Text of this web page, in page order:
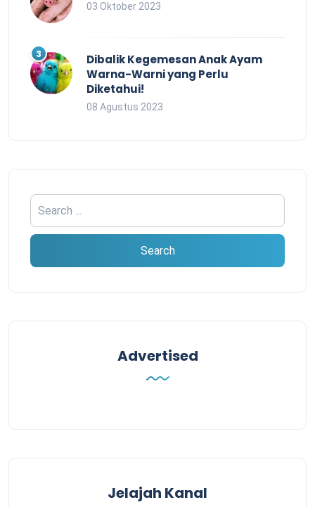
03 Oktober 2023
Dibalik Kegemesan Anak Ayam
Warna-Warni yang Perlu
Diketahui!
08 Agustus 2023
Advertised
Jelajah Kanal